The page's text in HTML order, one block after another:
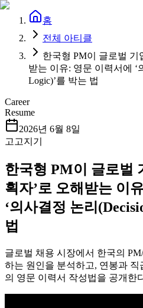
홈
전체 아티클
한국형 PM이 글로벌 기
받는 이유: 영문 이력서에 ‘
Logic)’를 박는 법
Career
Resume
2026년 6월 8일
고고지기
한국형 PM이 글로벌
획자’로 오해받는 이
‘의사결정 논리
법
글로벌 채용 시장에서 한국의
하는 원인을 분석하고, 연봉과 직
의 영문 이력서 작성법을 공개한